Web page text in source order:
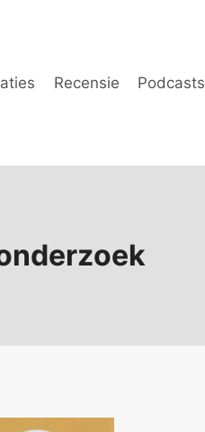
Recensie Podcasts